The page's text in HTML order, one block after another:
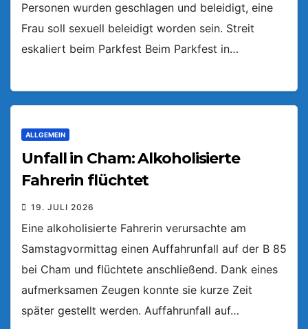
Personen wurden geschlagen und beleidigt, eine
Frau soll sexuell beleidigt worden sein. Streit
eskaliert beim Parkfest Beim Parkfest in…
ALLGEMEIN
Unfall in Cham: Alkoholisierte
Fahrerin flüchtet
19. JULI 2026
Eine alkoholisierte Fahrerin verursachte am
Samstagvormittag einen Auffahrunfall auf der B 85
bei Cham und flüchtete anschließend. Dank eines
aufmerksamen Zeugen konnte sie kurze Zeit
später gestellt werden. Auffahrunfall auf…